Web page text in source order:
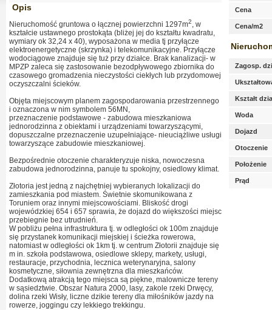
Opis
Nieruchomość gruntowa o łącznej powierzchni 1297m2, w
kształcie ustawnego prostokąta (bliżej jej do kształtu kwadratu,
wymiary ok 32,24 x 40), wyposażona w media tj przyłącze
elektroenergetyczne (skrzynka) i telekomunikacyjne. Przyłącze
wodociągowe znajduje się tuż przy działce. Brak kanalizacji- w
MPZP zaleca się zastosowanie bezodpływowego zbiornika do
czasowego gromadzenia nieczystości ciekłych lub przydomowej
oczyszczalni ścieków.
Objęta miejscowym planem zagospodarowania przestrzennego
i oznaczona w nim symbolem 56MN,
przeznaczenie podstawowe - zabudowa mieszkaniowa
jednorodzinna z obiektami i urządzeniami towarzyszącymi,
dopuszczalne przeznaczenie uzupełniające- nieuciążliwe usługi
towarzyszące zabudowie mieszkaniowej.
Bezpośrednie otoczenie charakteryzuje niska, nowoczesna
zabudowa jednorodzinna, panuje tu spokojny, osiedlowy klimat.
Złotoria jest jedną z najchętniej wybieranych lokalizacji do
zamieszkania pod miastem. Świetnie skomunikowana z
Toruniem oraz innymi miejscowościami. Bliskość drogi
wojewódzkiej 654 i 657 sprawia, że dojazd do większości miejsc
przebiegnie bez utrudnień.
W pobliżu pełna infrastruktura tj. w odległości ok 100m znajduje
się przystanek komunikacji miejskiej i ścieżka rowerowa,
natomiast w odległości ok 1km tj. w centrum Złotorii znajduje się
m in. szkoła podstawowa, osiedlowe sklepy, markety, usługi,
restauracje, przychodnia, lecznica weterynaryjna, salony
kosmetyczne, siłownia zewnętrzna dla mieszkańców.
Dodatkową atrakcją tego miejsca są piękne, malownicze tereny
w sąsiedztwie. Obszar Natura 2000, lasy, zakole rzeki Drwęcy,
dolina rzeki Wisły, liczne dzikie tereny dla miłośników jazdy na
rowerze, joggingu czy lekkiego trekkingu.
Cena
Cena/m2
Zagosp.
Kształt
Woda
Dojazd
Otoczenie
Położenie
Prąd